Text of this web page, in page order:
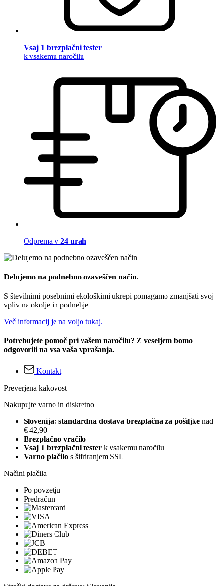
Vsaj 1 brezplačni tester
k vsakemu naročilu
Odprema v 24 urah
Delujemo na podnebno ozaveščen način.
S številnimi posebnimi ekološkimi ukrepi pomagamo zmanjšati svoj
vpliv na okolje in podnebje.
Več informacij je na voljo tukaj.
Potrebujete pomoč pri vašem naročilu? Z veseljem bomo
odgovorili na vsa vaša vprašanja.
Kontakt
Preverjena kakovost
Nakupujte varno in diskretno
Slovenija: standardna dostava brezplačna za pošiljke nad
€ 42,90
Brezplačno vračilo
Vsaj 1 brezplačni tester k vsakemu naročilu
Varno plačilo s šifriranjem SSL
Načini plačila
Po povzetju
Predračun